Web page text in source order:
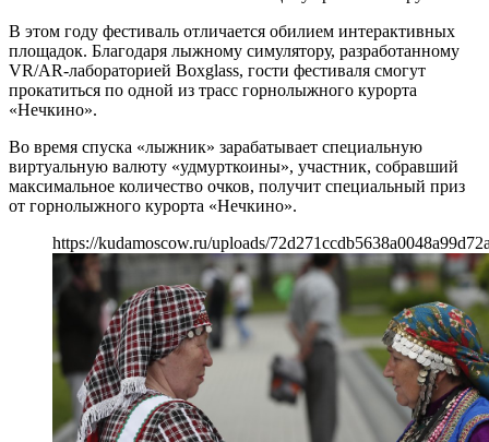
В этом году фестиваль отличается обилием интерактивных
площадок. Благодаря лыжному симулятору, разработанному
VR/AR-лабораторией Boxglass, гости фестиваля смогут
прокатиться по одной из трасс горнолыжного курорта
«Нечкино».
Во время спуска «лыжник» зарабатывает специальную
виртуальную валюту «удмурткоины», участник, собравший
максимальное количество очков, получит специальный приз
от горнолыжного курорта «Нечкино».
https://kudamoscow.ru/uploads/